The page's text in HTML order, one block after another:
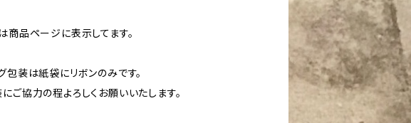
商品ページに表示してます。
包装は紙袋にリボンのみです。
ご協力の程よろしくお願いいたします。